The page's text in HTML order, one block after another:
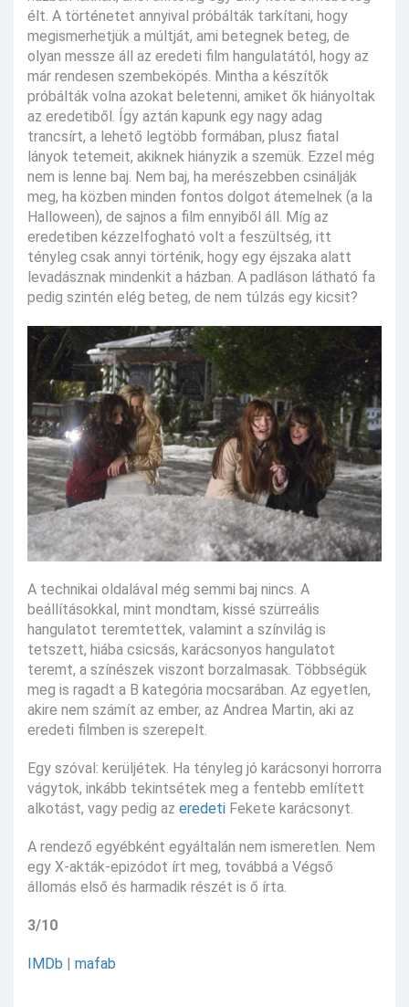
élt. A történetet annyival próbálták tarkítani, hogy
megismerhetjük a múltját, ami betegnek beteg, de
olyan messze áll az eredeti film hangulatától, hogy az
már rendesen szembeköpés. Mintha a készítők
próbálták volna azokat beletenni, amiket ők hiányoltak
az eredetiből. Így aztán kapunk egy nagy adag
trancsírt, a lehető legtöbb formában, plusz fiatal
lányok tetemeit, akiknek hiányzik a szemük. Ezzel még
nem is lenne baj. Nem baj, ha merészebben csinálják
meg, ha közben minden fontos dolgot átemelnek (a la
Halloween), de sajnos a film ennyiből áll. Míg az
eredetiben kézzelfogható volt a feszültség, itt
tényleg csak annyi történik, hogy egy éjszaka alatt
levadásznak mindenkit a házban. A padláson látható fa
pedig szintén elég beteg, de nem túlzás egy kicsit?
A technikai oldalával még semmi baj nincs. A
beállításokkal, mint mondtam, kissé szürreális
hangulatot teremtettek, valamint a színvilág is
tetszett, hiába csicsás, karácsonyos hangulatot
teremt, a színészek viszont borzalmasak. Többségük
meg is ragadt a B kategória mocsarában. Az egyetlen,
akire nem számít az ember, az Andrea Martin, aki az
eredeti filmben is szerepelt.
Egy szóval: kerüljétek. Ha tényleg jó karácsonyi horrorra
vágytok, inkább tekintsétek meg a fentebb említett
alkotást, vagy pedig az eredeti Fekete karácsonyt.
A rendező egyébként egyáltalán nem ismeretlen. Nem
egy X-akták-epizódot írt meg, továbbá a Végső
állomás első és harmadik részét is ő írta.
3/10
IMDb | mafab